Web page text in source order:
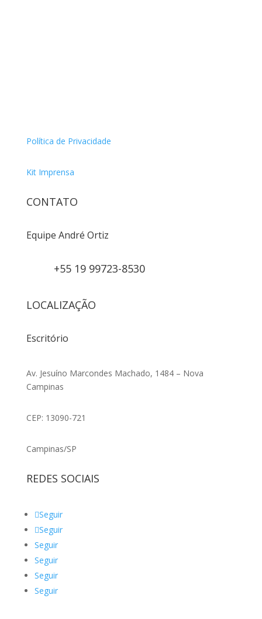
Política de Privacidade
Kit Imprensa
CONTATO
Equipe André Ortiz
+55 19 99723-8530
LOCALIZAÇÃO
Escritório
Av. Jesuíno Marcondes Machado, 1484 – Nova
Campinas
CEP: 13090-721
Campinas/SP
REDES SOCIAIS
Seguir
Seguir
Seguir
Seguir
Seguir
Seguir